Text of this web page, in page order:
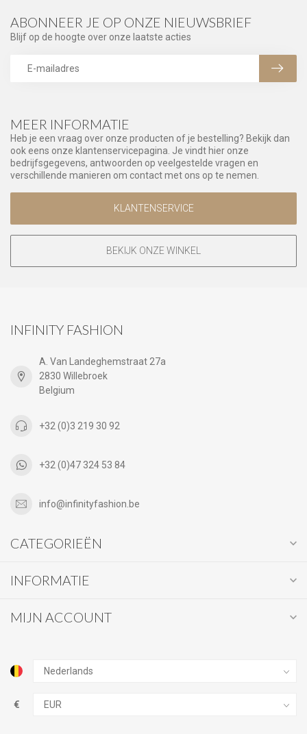
MEER INFORMATIE
Heb je een vraag over onze producten of je bestelling? Bekijk dan
ook eens onze klantenservicepagina. Je vindt hier onze
bedrijfsgegevens, antwoorden op veelgestelde vragen en
verschillende manieren om contact met ons op te nemen.
KLANTENSERVICE
BEKIJK ONZE WINKEL
ABONNEER JE OP ONZE NIEUWSBRIEF
Blijf op de hoogte over onze laatste acties
INFINITY FASHION
A. Van Landeghemstraat 27a
2830 Willebroek
Belgium
+32 (0)3 219 30 92
+32 (0)47 324 53 84
info@infinityfashion.be
CATEGORIEËN
INFORMATIE
MIJN ACCOUNT
€